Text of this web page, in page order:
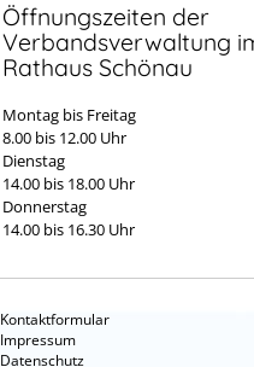
Öffnungszeiten der
Verbandsverwaltung
Rathaus Schönau
Montag bis Freitag
8.00 bis 12.00 Uhr
Dienstag
14.00 bis 18.00 Uhr
Donnerstag
14.00 bis 16.30 Uhr
Kontaktformular
Impressum
Datenschutz